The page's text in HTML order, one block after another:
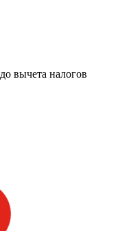
до вычета налогов